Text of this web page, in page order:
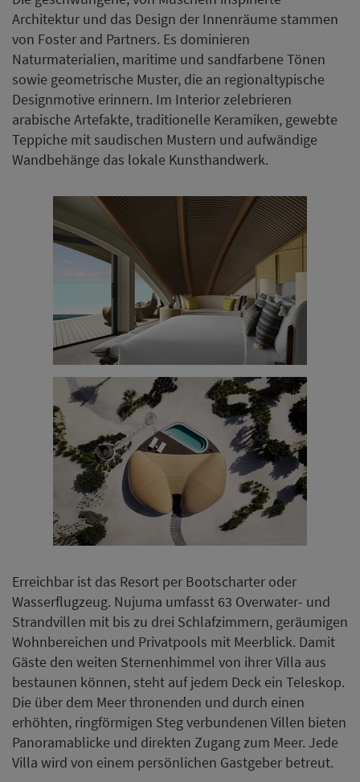
Architektur und das Design der Innenräume stammen
von Foster and Partners. Es dominieren
Naturmaterialien, maritime und sandfarbene Tönen
sowie geometrische Muster, die an regionaltypische
Designmotive erinnern. Im Interior zelebrieren
arabische Artefakte, traditionelle Keramiken, gewebte
Teppiche mit saudischen Mustern und aufwändige
Wandbehänge das lokale Kunsthandwerk.
Erreichbar ist das Resort per Bootscharter oder
Wasserflugzeug. Nujuma umfasst 63 Overwater- und
Strandvillen mit bis zu drei Schlafzimmern, geräumigen
Wohnbereichen und Privatpools mit Meerblick. Damit
Gäste den weiten Sternenhimmel von ihrer Villa aus
bestaunen können, steht auf jedem Deck ein Teleskop.
Die über dem Meer thronenden und durch einen
erhöhten, ringförmigen Steg verbundenen Villen bieten
Panoramablicke und direkten Zugang zum Meer. Jede
Villa wird von einem persönlichen Gastgeber betreut.